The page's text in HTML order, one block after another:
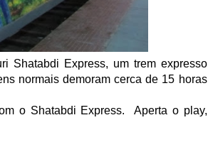
Shatabdi Express, um trem expresso
normais demoram cerca de 15 horas
o Shatabdi Express. Aperta o play,